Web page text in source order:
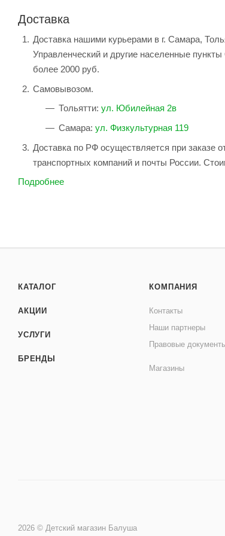
Доставка
Доставка нашими курьерами в г. Самара,
Управленческий и другие населенные
более 2000 руб.
Самовывозом.
Тольятти: ул. Юбилейная 2в
Самара: ул. Физкультурная 119
Доставка по РФ осуществляется при заказе
транспортных компаний и почты России.
Подробнее
КАТАЛОГ
АКЦИИ
УСЛУГИ
БРЕНДЫ
КОМПАНИЯ
Контакты
Наши партнеры
Правовые
Магазины
2026 © Детский магазин Балуша